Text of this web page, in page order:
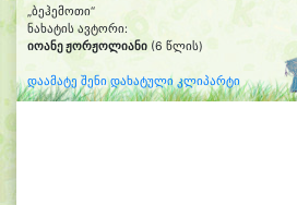
„ბეჰემოთი“
ნახატის ავტორი:
იოანე ჟორჟოლიანი (6 წლის)
დაამატე შენი დახატული კლიპარტი